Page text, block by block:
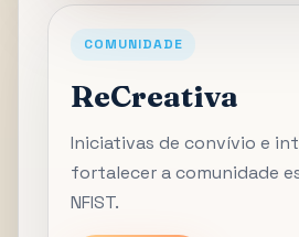
COMUNIDADE
ReCreativa
Iniciativas de convívio e
fortalecer a comunidade
NFIST.